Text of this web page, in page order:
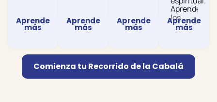
la
manera
toda tu
vida.
Las
Aprende
más
situación
de la
La
fórmula
para
Aprende
más
en la
Naturaleza
a ti y a
la
humanidad
hacia
Aprende
más
Aprende
los
para
transformar
toda la
teoría
Aprende
más
Comienza tu Recorrido de la Cabalá